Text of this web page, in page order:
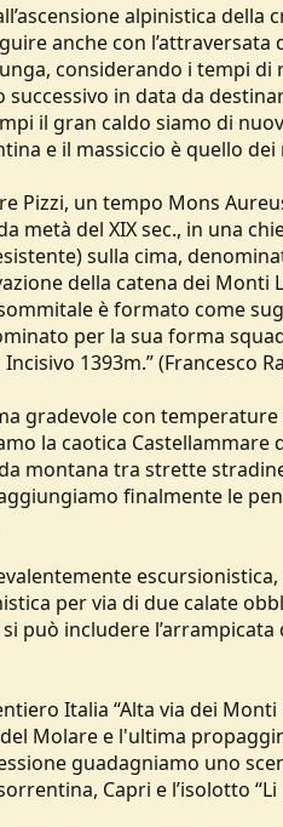
alpinistica
anche con
considerando i tempi
successivo in data da
il gran caldo siamo di
e il massiccio è quello
Pizzi, un tempo Mons
metà del XIX sec., in una
sulla cima,
della catena dei Monti
è formato come
per la sua forma
1393m.” (Francesco
gradevole con
la caotica Castellammare
montana tra strette
finalmente le
per via di due calate
può includere
Italia “Alta via dei
Molare e l'ultima
guadagniamo uno
Capri e l’isolotto “Li